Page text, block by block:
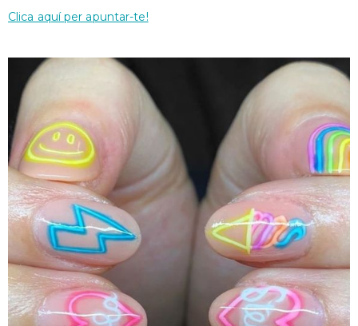
Clica aquí per apuntar-te!